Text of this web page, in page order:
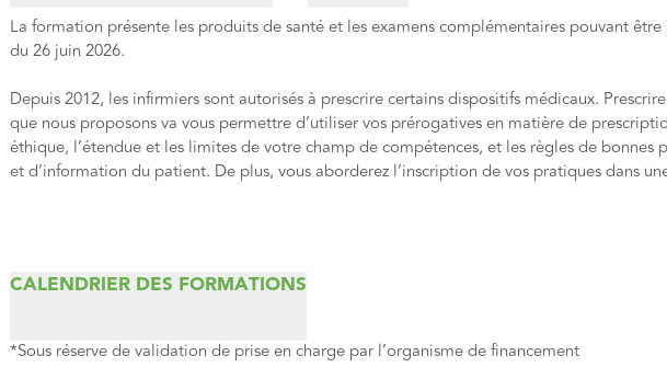
La formation présente les produits de santé et les examens complémentaires pouvant
du 26 juin 2026.
Depuis 2012, les infirmiers sont autorisés à prescrire certains dispositifs médicaux.
que nous proposons va vous permettre d’utiliser vos prérogatives en matière de
éthique, l’étendue et les limites de votre champ de compétences, et les règles de
et d’information du patient. De plus, vous aborderez l’inscription de vos pratiques dans
CALENDRIER DES FORMATIONS
*Sous réserve de validation de prise en charge par l’organisme de financement